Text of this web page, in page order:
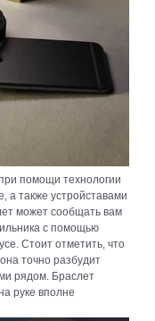
помощи технологии
а также устройставами
может сообщать вам
с помощью
Стоит отметить, что
точно разбудит
рядом. Браслет
руке вполне